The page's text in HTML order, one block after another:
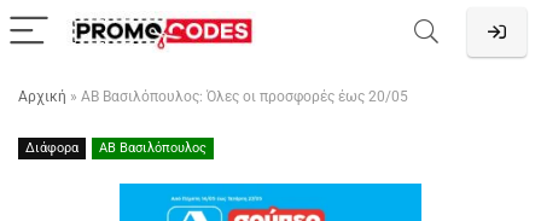
Αρχική » ΑΒ Βασιλόπουλος: Όλες οι προσφορές έως 20/05
Διάφορα ΑΒ Βασιλόπουλος